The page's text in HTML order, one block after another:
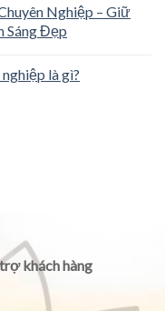
Nghiệp – Giữ
Sáng Đẹp
là gì?
khách hàng